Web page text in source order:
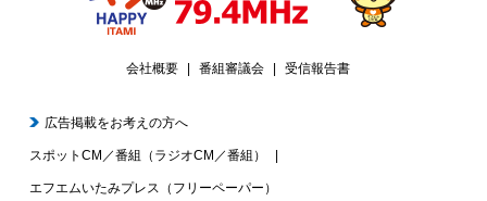
会社概要 番組審議会 受信報告書
広告掲載をお考えの方へ
スポットCM／番組（ラジオCM／番組）
エフエムいたみプレス（フリーペーパー）